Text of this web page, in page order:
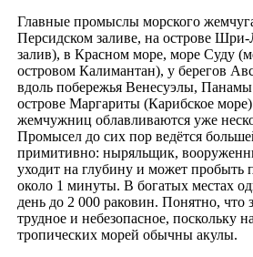
Главные промыслы морского
Персидском заливе, на острове
залив), в Красном море, море Суду
островом Калимантан), у берегов
вдоль побережья Венесуэлы,
острове Маргариты (Карибское
жемчужниц облавливаются уже
Промысел до сих пор ведётся
примитивно: ныряльщик,
уходит на глубину и может пробыть
около 1 минуты. В богатых местах
день до 2 000 раковин. Понятно, что
трудное и небезопасное, поскольку
тропических морей обычны акулы.